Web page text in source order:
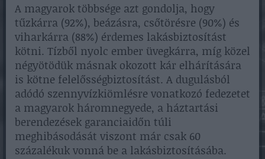
A magyarok többsége azt gondolja, hogy
tűzkárra (92%), beázásra, csőtörésre (90%) és
viharkárra (88%) érdemes lakásbiztosítást
kötni. Tízből nyolc ember üvegkárra, míg közel
négyötödük másnak okozott kár elhárítására
is kötne felelősségbiztosítást. A dugulásból
adódó szennyvízkiömlésre vonatkozó fedezetet
a magyarok háromnegyede, a háztartási
berendezések garanciaidőn túli
meghibásodását viszont már csak 60
százalékuk vonná be a lakásbiztosításába.